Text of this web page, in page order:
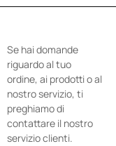
Se hai domande
riguardo al tuo
ordine, ai prodotti o al
nostro servizio, ti
preghiamo di
contattare il nostro
servizio clienti.